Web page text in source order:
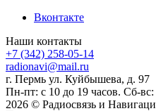
Вконтакте
Наши контакты
+7 (342) 258-05-14
radionavi@mail.ru
г. Пермь ул. Куйбышева, д. 97
Пн-пт: с 10 до 19 часов. Сб-вс:
2026 © Радиосвязь и